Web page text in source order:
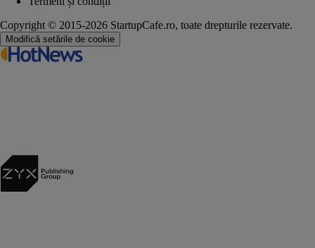
Copyright © 2015-2026 StartupCafe.ro, toate drepturile rezervate.
Modifică setările de cookie